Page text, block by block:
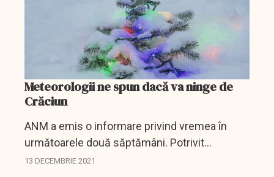
Meteorologii ne spun dacă va ninge de
Crăciun
ANM a emis o informare privind vremea în
următoarele două săptămâni. Potrivit
meteorologilor, temperaturile vor fi în scădere,
13 DECEMBRIE 2021